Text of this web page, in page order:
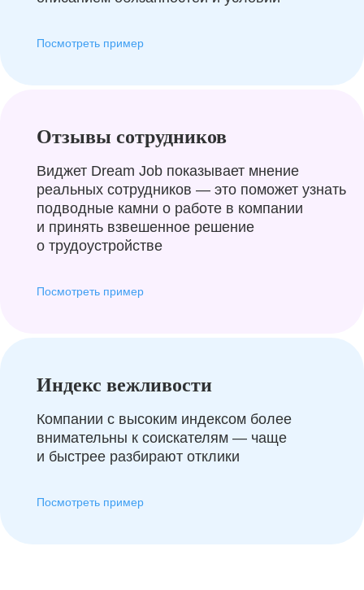
Посмотреть пример
Отзывы сотрудников
Виджет Dream Job показывает мнение
реальных сотрудников — это поможет узнать
подводные камни о работе в компании
и принять взвешенное решение
о трудоустройстве
Посмотреть пример
Индекс вежливости
Компании с высоким индексом более
внимательны к соискателям — чаще
и быстрее разбирают отклики
Посмотреть пример